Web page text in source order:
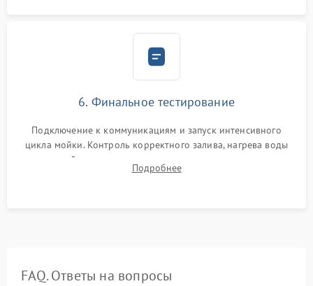
6. Финальное тестирование
Подключение к коммуникациям и запуск интенсивного
цикла мойки. Контроль корректного залива, нагрева воды
до нужной температуры, отсутствия посторонних шумов,
штатного слива и абсолютной сухости в поддоне.
Подробнее
FAQ. Ответы на вопросы